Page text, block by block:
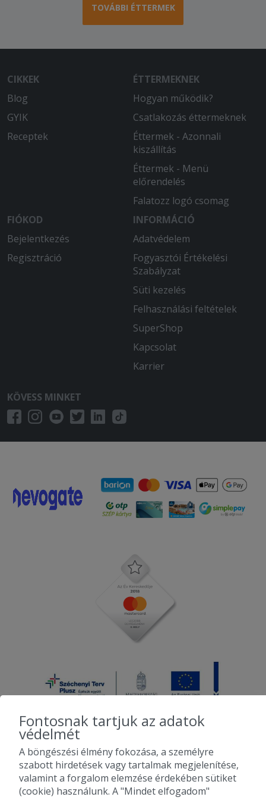
TOVÁBBI ÉTTERMEK
CIKKEK
Blog
GYIK
Receptek
ÉTTERMEKNEK
Hogyan működik?
Csatlakozás éttermeknek
Éttermek - Azonnali
kiszállítás
Éttermek - Menü
előrendelés
Falatozz logó csomag
FIÓKOD
Bejelentkezés
Regisztráció
INFORMÁCIÓ
Adatvédelem
Fogyasztói Értékelési
Szabályzat
Süti kezelés
Felhasználási feltételek
SuperShop
Kapcsolat
Karrier
KÖVESS MINKET
2010-2026 Copyright - Falatozz.hu - Diston-line Kft.
Pizza, gyros, hamburger, menük kedvező áron, egy helyen az összes
étterem ajánlata.
Fontosnak tartjuk az adatok
védelmét
A böngészési élmény fokozása, a személyre
szabott hirdetések vagy tartalmak megjelenítése,
valamint a forgalom elemzése érdekében sütiket
(cookie) használunk. A "Mindet elfogadom"